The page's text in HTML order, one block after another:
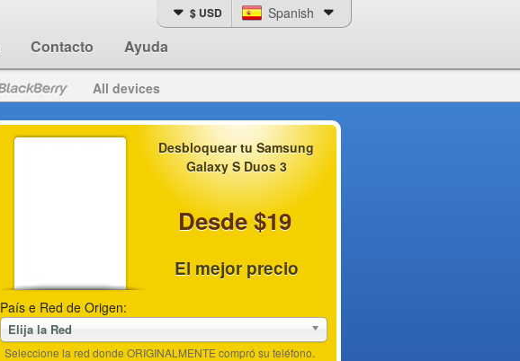
Contacto Ayuda
$ USD Spanish
All devices
Desbloquear tu Samsung
Galaxy S Duos 3
Desde $19
El mejor precio
País e Red de Origen:
Elija la Red
Seleccione la red donde ORIGINALMENTE compró su teléfono.